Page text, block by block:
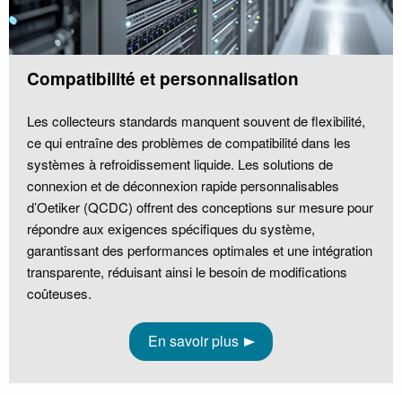
Compatibilité et personnalisation
Les collecteurs standards manquent souvent de flexibilité,
ce qui entraîne des problèmes de compatibilité dans les
systèmes à refroidissement liquide. Les solutions de
connexion et de déconnexion rapide personnalisables
d’Oetiker (QCDC) offrent des conceptions sur mesure pour
répondre aux exigences spécifiques du système,
garantissant des performances optimales et une intégration
transparente, réduisant ainsi le besoin de modifications
coûteuses.
En savoir plus